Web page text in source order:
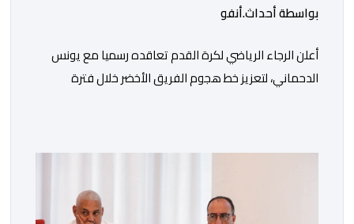
بواسطة أحداث.أنفو
أعلن الرجاء الرياضي لكرة القدم تعاقده رسميا مع يونس
الدحماني، لتعزيز خط هجوم الفريق الأخضر خلال فترة
الطاقم التقني للرجاء لتقديم الإضافة المرجوة في
أداء لافت قدمه اللاعب برفقة اتحاد […]